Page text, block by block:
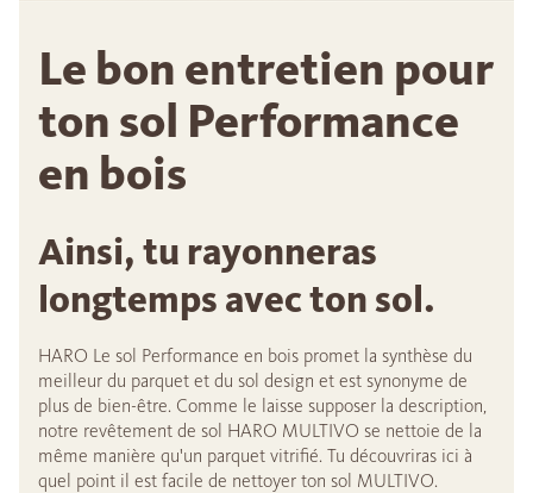
Le bon entretien pour
ton sol Performance
en bois
Ainsi, tu rayonneras
longtemps avec ton sol.
HARO Le sol Performance en bois promet la synthèse du
meilleur du parquet et du sol design et est synonyme de
plus de bien-être. Comme le laisse supposer la description,
notre revêtement de sol HARO MULTIVO se nettoie de la
même manière qu'un parquet vitrifié. Tu découvriras ici à
quel point il est facile de nettoyer ton sol MULTIVO.